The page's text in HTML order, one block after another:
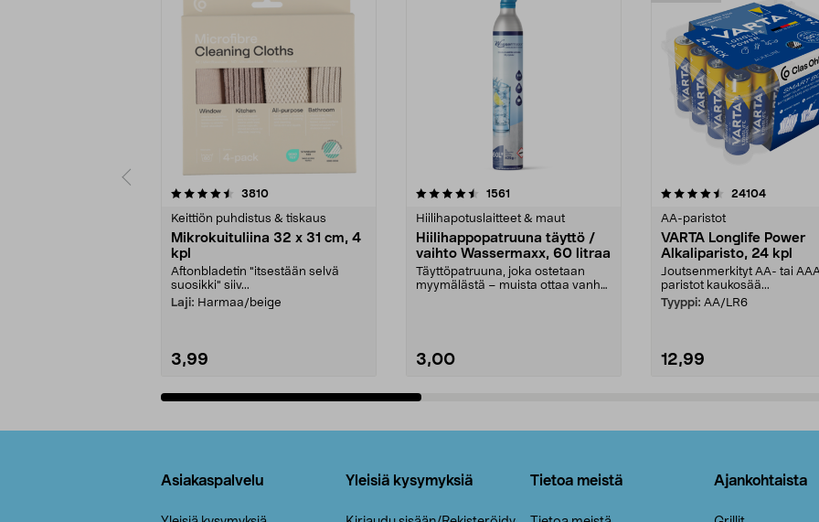
3810arvostelut
Keittiön puhdistus & tiskaus
Mikrokuituliina 32 x 31 cm, 4
kpl
Aftonbladetin "itsestään selvä
suosikki" siiv...
Laji: Harmaa/beige
3,99
4.5viidestä
1561
Hiilihapotuslaitteet & maut
Hiilihappopatruuna täyttö /
vaihto Wassermaxx, 60 litraa
Täyttöpatruuna, joka ostetaan
myymälästä – muista ottaa vanha
3,00
4.5viidestä
24104arvostelut
AA-paristot
VARTA Longlife Power
Alkaliparisto, 24 kpl
Joutsenmerkityt AA- tai
paristot kaukosää...
Tyyppi: AA/LR6
12,99
4.5viidestä
Asiakaspalvelu Yleisiä kysymyksiä Tietoa meistä Ajankohtaista